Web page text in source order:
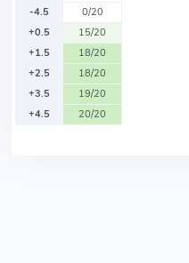
-4.5
0/20
+0.5
15/20
+1.5
18/20
+2.5
18/20
+3.5
19/20
+4.5
20/20